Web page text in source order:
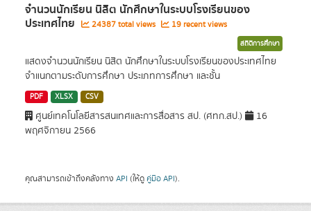
จำนวนนักเรียน นิสิต นักศึกษาในระบบโรงเรียนของ
ประเทศไทย 24387 total views 19 recent views
สถิติการศึกษา
แสดงจำนวนนักเรียน นิสิต นักศึกษาในระบบโรงเรียนของประเทศไทย
จำแนกตามระดับการศึกษา ประเภทการศึกษา และชั้น
PDF XLSX CSV
ศูนย์เทคโนโลยีสารสนเทศและการสื่อสาร สป. (ศทก.สป.)
16
พฤศจิกายน 2566
คุณสามารถเข้าถึงคลังทาง API (ให้ดู คู่มือ API).